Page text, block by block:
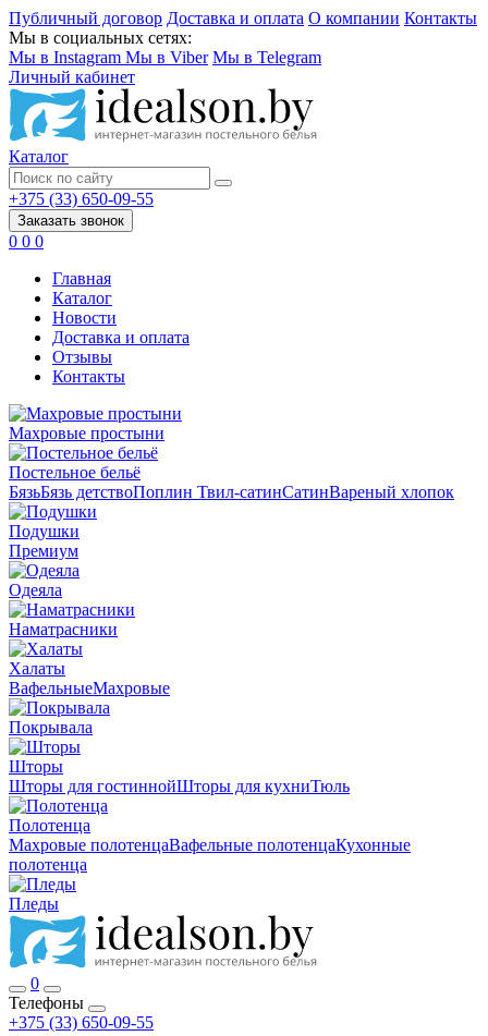
Публичный договор Доставка и оплата О компании Контакты
Мы в социальных сетях:
Мы в Instagram Мы в Viber Мы в Telegram
Личный кабинет
Каталог
+375 (33) 650-09-55
Заказать звонок
0 0 0
Главная
Каталог
Новости
Доставка и оплата
Отзывы
Контакты
Махровые простыни
Постельное бельё
БязьБязь детствоПоплин Твил-сатинСатинВареный хлопок
Подушки
Премиум
Одеяла
Наматрасники
Халаты
ВафельныеМахровые
Покрывала
Шторы
Шторы для гостиннойШторы для кухниТюль
Полотенца
Махровые полотенцаВафельные полотенцаКухонные
полотенца
Пледы
0
Телефоны
+375 (33) 650-09-55